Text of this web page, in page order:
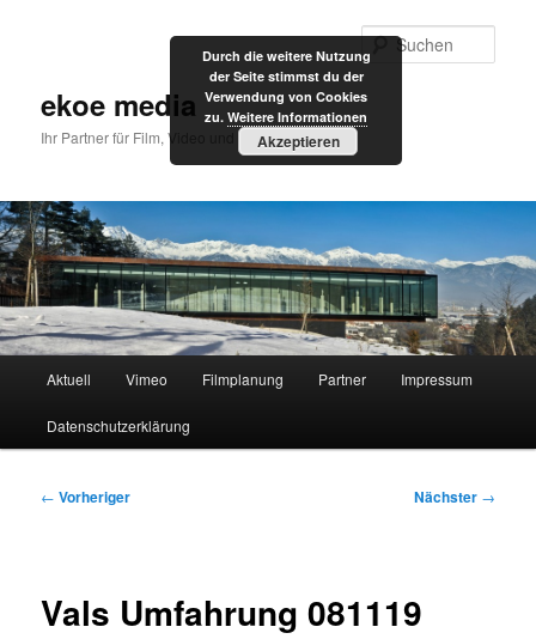
ekoe media
Ihr Partner für Film, Video und Internet
Aktuell Vimeo Filmplanung Partner Impressum
Datenschutzerklärung
Beitragsnavigation
← Vorheriger Nächster →
Vals Umfahrung 081119
Durch die weitere Nutzung
der Seite stimmst du der
Verwendung von Cookies
zu. Weitere Informationen
Akzeptieren